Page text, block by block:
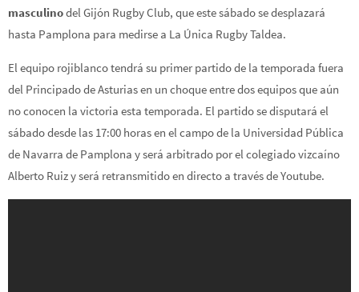
masculinodel Gijón Rugby Club, que este sábado se desplazará
hasta Pamplona para medirse a La Única Rugby Taldea.
El equipo rojiblanco tendrá su primer partido de la temporada fuera
del Principado de Asturias en un choque entre dos equipos que aún
no conocen la victoria esta temporada. El partido se disputará el
sábado desde las 17:00 horas en el campo de la Universidad Pública
de Navarra de Pamplona y será arbitrado por el colegiado vizcaíno
Alberto Ruiz y será retransmitido en directo a través de Youtube.